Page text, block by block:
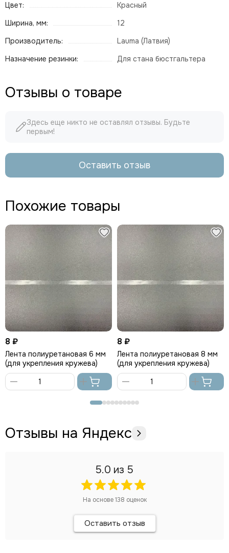
Цвет:
Красный
Ширина, мм:
12
Производитель:
Lauma (Латвия)
Назначение резинки:
Для стана бюстгальтера
Отзывы о товаре
Здесь еще никто не оставлял отзывы. Будьте
первым!
Оставить отзыв
Похожие товары
8 ₽
Лента полиуретановая 6 мм
(для укрепления кружева)
корзину
8 ₽
Лента полиуретановая 8 мм
(для укрепления кружева)
Отзывы на Яндекс
5.0 из 5
На основе138 оценок
Оставить отзыв